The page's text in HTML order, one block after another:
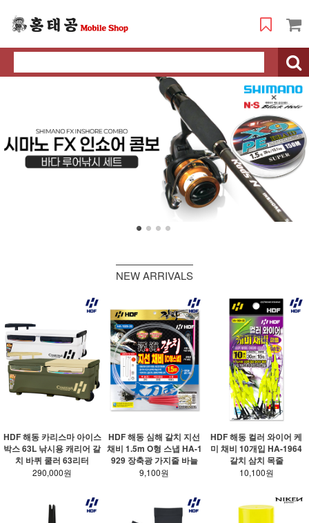
NEW ARRIVALS
HDF 해동 카리스마 아이스
박스 63L 낚시용 캐리어 갈
치 바퀴 쿨러 63리터
290,000원
HDF 해동 심해 갈치 지선
채비 1.5m O형 스냅 HA-1
929 장축광 가지줄 바늘
9,100원
HDF 해동 컬러 와이어 케
미 채비 10개입 HA-1964
갈치 삼치 목줄
10,100원